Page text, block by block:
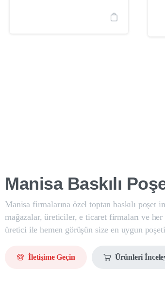
Manisa Baskılı
Manisa firmalarına özel toptan baskılı poşet
mağazalar, üreticiler, e ticaret firmaları ve
üretici ile hemen görüşün size en uygun poşeti
İletişime Geçin Ürünleri